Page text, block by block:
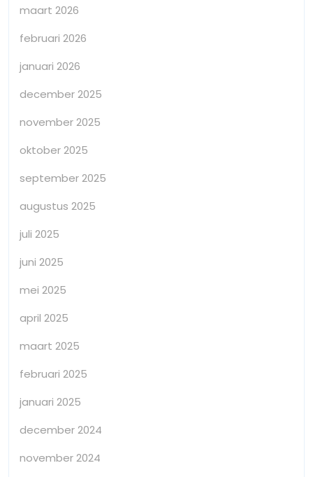
maart 2026
februari 2026
januari 2026
december 2025
november 2025
oktober 2025
september 2025
augustus 2025
juli 2025
juni 2025
mei 2025
april 2025
maart 2025
februari 2025
januari 2025
december 2024
november 2024